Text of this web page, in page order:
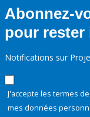
Abonnez-
pour rester
Notifications sur
J'accepte les termes
mes données